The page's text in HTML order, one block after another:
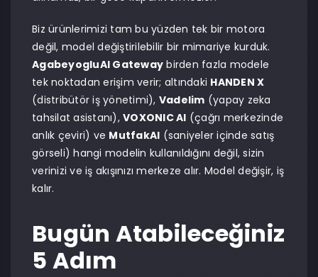
Biz ürünlerimizi tam bu yüzden tek bir motora
değil, model değiştirilebilir bir mimariye kurduk.
AgabeyogluAI Gateway birden fazla modele
tek noktadan erişim verir; altındaki HANDEN X
(distribütör iş yönetimi), Vadelim (yapay zeka
tahsilat asistanı), VOXONIC AI (çağrı merkezinde
anlık çeviri) ve MutfakAI (saniyeler içinde satış
görseli) hangi modelin kullanıldığını değil, sizin
verinizi ve iş akışınızı merkeze alır. Model değişir, iş
kalır.
Bugün Atabileceğiniz
5 Adım